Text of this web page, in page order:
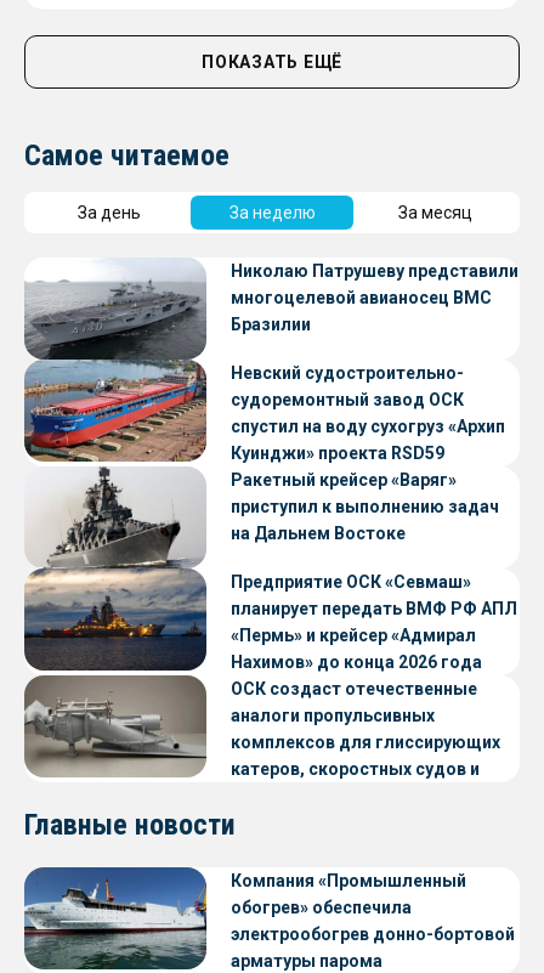
ПОКАЗАТЬ ЕЩЁ
Самое читаемое
За день За неделю За месяц
Николаю Патрушеву представили
многоцелевой авианосец ВМС
Бразилии
Невский судостроительно-
судоремонтный завод ОСК
спустил на воду сухогруз «Архип
Куинджи» проекта RSD59
Ракетный крейсер «Варяг»
приступил к выполнению задач
на Дальнем Востоке
Предприятие ОСК «Севмаш»
планирует передать ВМФ РФ АПЛ
«Пермь» и крейсер «Адмирал
Нахимов» до конца 2026 года
ОСК создаст отечественные
аналоги пропульсивных
комплексов для глиссирующих
катеров, скоростных судов и
Главные новости
Компания «Промышленный
обогрев» обеспечила
электрообогрев донно-бортовой
арматуры парома